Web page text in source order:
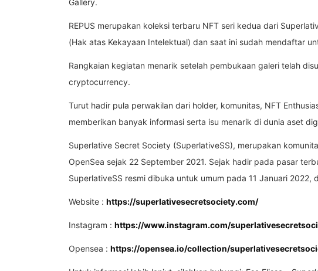
Gallery.
REPUS merupakan koleksi terbaru NFT seri kedua dari
(Hak atas Kekayaan Intelektual) dan saat ini sudah mendaftar
Rangkaian kegiatan menarik setelah pembukaan galeri telah
cryptocurrency.
Turut hadir pula perwakilan dari holder, komunitas, NFT
memberikan banyak informasi serta isu menarik di dunia aset
Superlative Secret Society (SuperlativeSS), merupakan
OpenSea sejak 22 September 2021. Sejak hadir pada pasar
SuperlativeSS resmi dibuka untuk umum pada 11 Januari
Website : https://superlativesecretsociety.com/
Instagram : https://www.instagram.com/
Opensea : https://opensea.io/collection/